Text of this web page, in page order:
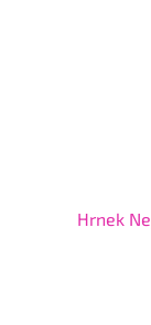
Hrnek